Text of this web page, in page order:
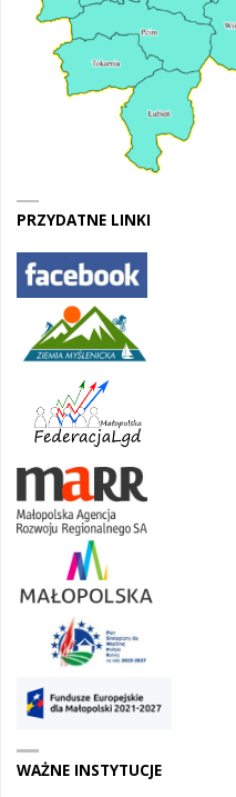
PRZYDATNE LINKI
WAŻNE INSTYTUCJE